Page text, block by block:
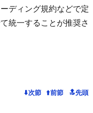
ディング規約などで定
統一することが推奨さ